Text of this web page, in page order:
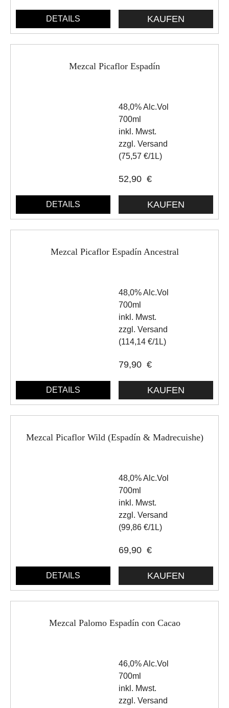
DETAILS
Mezcal Picaflor Espadín
48,0% Alc.Vol
700ml
inkl. Mwst.
zzgl. Versand
(75,57 €/1L)
52,90 €
DETAILS
Mezcal Picaflor Espadín Ancestral
48,0% Alc.Vol
700ml
inkl. Mwst.
zzgl. Versand
(114,14 €/1L)
79,90 €
DETAILS
Mezcal Picaflor Wild (Espadín & Madrecuishe)
48,0% Alc.Vol
700ml
inkl. Mwst.
zzgl. Versand
(99,86 €/1L)
69,90 €
DETAILS
Mezcal Palomo Espadín con Cacao
46,0% Alc.Vol
700ml
inkl. Mwst.
zzgl. Versand